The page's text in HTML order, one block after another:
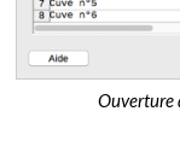
Ouverture